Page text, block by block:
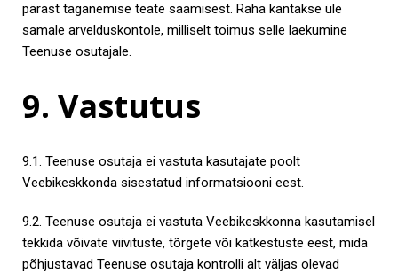
pärast taganemise teate saamisest. Raha kantakse üle
samale arvelduskontole, milliselt toimus selle laekumine
Teenuse osutajale.
9. Vastutus
9.1. Teenuse osutaja ei vastuta kasutajate poolt
Veebikeskkonda sisestatud informatsiooni eest.
9.2. Teenuse osutaja ei vastuta Veebikeskkonna kasutamisel
tekkida võivate viivituste, tõrgete või katkestuste eest, mida
põhjustavad Teenuse osutaja kontrolli alt väljas olevad